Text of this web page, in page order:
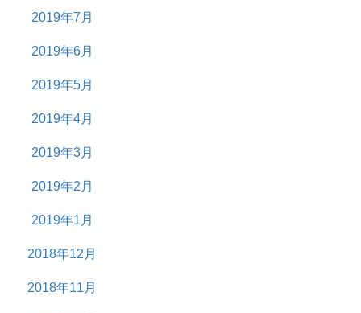
2019年7月
2019年6月
2019年5月
2019年4月
2019年3月
2019年2月
2019年1月
2018年12月
2018年11月